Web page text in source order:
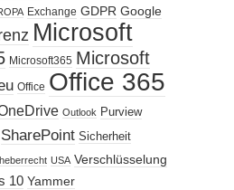
Exchange GDPR Google
Microsoft
Microsoft365 Microsoft
Office Office 365
Outlook Purview
SharePoint Sicherheit
USA Verschlüsselung
10 Yammer